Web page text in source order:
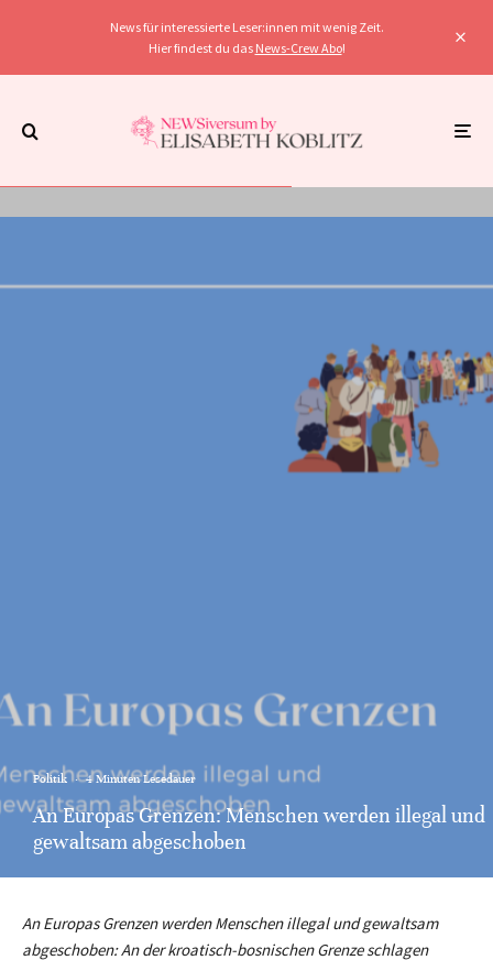
News für interessierte Leser:innen mit wenig Zeit.
Hier findest du das News-Crew Abo!
Politik · 4 Minuten Lesedauer
An Europas Grenzen: Menschen werden illegal und
gewaltsam abgeschoben
An Europas Grenzen werden Menschen illegal und gewaltsam
abgeschoben: An der kroatisch-bosnischen Grenze schlagen